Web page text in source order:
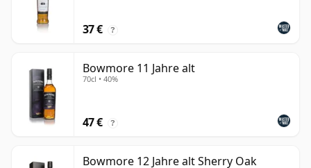
37 € ?
Bowmore 11 Jahre alt
70cl • 40%
47 € ?
Bowmore 12 Jahre alt Sherry Oak